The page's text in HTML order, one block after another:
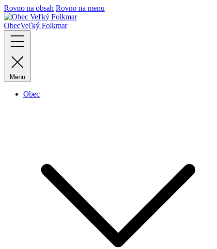
Rovno na obsah Rovno na menu
ObecVeľký Folkmar
Menu
Obec